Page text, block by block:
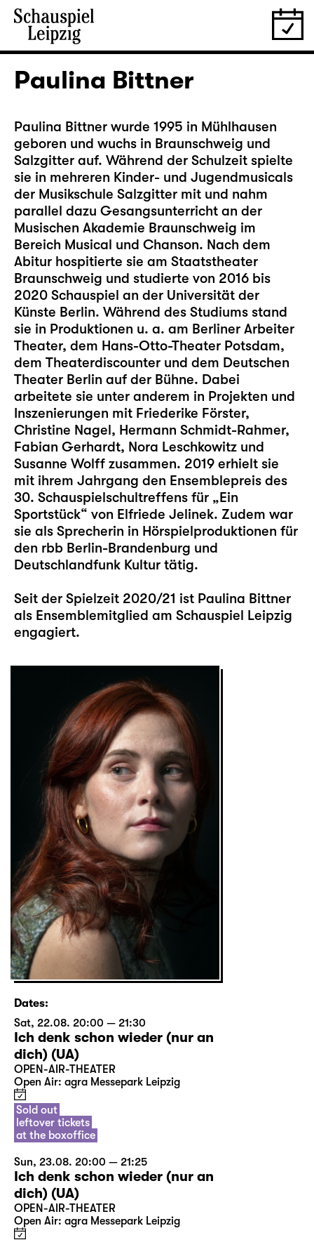
Paulina Bittner
Paulina Bittner wurde 1995 in Mühlhausen
geboren und wuchs in Braunschweig und
Salzgitter auf. Während der Schulzeit spielte
sie in mehreren Kinder- und Jugendmusicals
der Musikschule Salzgitter mit und nahm
parallel dazu Gesangsunterricht an der
Musischen Akademie Braunschweig im
Bereich Musical und Chanson. Nach dem
Abitur hospitierte sie am Staatstheater
Braunschweig und studierte von 2016 bis
2020 Schauspiel an der Universität der
Künste Berlin. Während des Studiums stand
sie in Produktionen u. a. am Berliner Arbeiter
Theater, dem Hans-Otto-Theater Potsdam,
dem Theaterdiscounter und dem Deutschen
Theater Berlin auf der Bühne. Dabei
arbeitete sie unter anderem in Projekten und
Inszenierungen mit Friederike Förster,
Christine Nagel, Hermann Schmidt-Rahmer,
Fabian Gerhardt, Nora Leschkowitz und
Susanne Wolff zusammen. 2019 erhielt sie
mit ihrem Jahrgang den Ensemblepreis des
30. Schauspielschultreffens für „Ein
Sportstück“ von Elfriede Jelinek. Zudem war
sie als Sprecherin in Hörspielproduktionen für
den rbb Berlin-Brandenburg und
Deutschlandfunk Kultur tätig.
Seit der Spielzeit 2020/21 ist Paulina Bittner
als Ensemblemitglied am Schauspiel Leipzig
engagiert.
Dates:
Sat, 22.08. 20:00 — 21:30
Ich denk schon wieder (nur an
dich) (UA)
OPEN-AIR-THEATER
Open Air: agra Messepark Leipzig
Sold out
leftover tickets
at the boxoffice
Sun, 23.08. 20:00 — 21:25
Ich denk schon wieder (nur an
dich) (UA)
OPEN-AIR-THEATER
Open Air: agra Messepark Leipzig